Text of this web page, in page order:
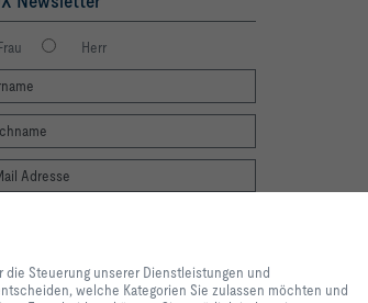
Herr
Sie
Steuerung unserer Dienstleistungen und
welche Kategorien Sie zulassen möchten und